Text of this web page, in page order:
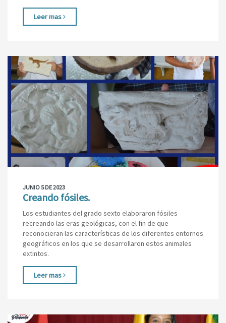
Leer mas
JUNIO 5 DE 2023
Creando fósiles.
Los estudiantes del grado sexto elaboraron fósiles
recreando las eras geológicas, con el fin de que
reconocieran las características de los diferentes entornos
geográficos en los que se desarrollaron estos animales
extintos.
Leer mas